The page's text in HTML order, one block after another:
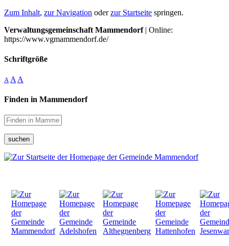
Zum Inhalt, zur Navigation oderzur Startseite springen.
Verwaltungsgemeinschaft Mammendorf| Online:
https://www.vgmammendorf.de/
Schriftgröße
A A A
Finden in Mammendorf
suchen